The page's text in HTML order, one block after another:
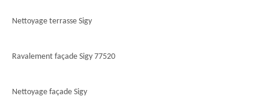
Nettoyage terrasse Sigy
Ravalement façade Sigy 77520
Nettoyage façade Sigy